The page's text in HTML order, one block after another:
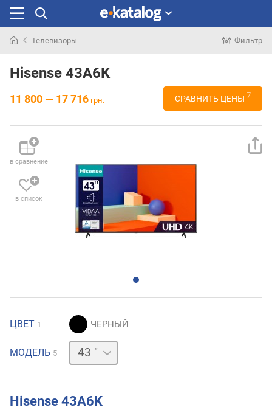
раньше
Телевизоры Фильтр
Hisense 43A6K
11 800 — 17 716 грн. СРАВНИТЬ ЦЕНЫ 7
в сравнение
в список
ЦВЕТ 1
МОДЕЛЬ 5
50 "58 " 75 "
Hisense 43A6K